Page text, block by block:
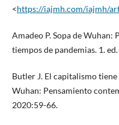
<https://iajmh.com/iajmh/
Amadeo P. Sopa de
tiempos de pandemias. 1.
Butler J. El capitalismo tiene
Wuhan: Pensamiento
2020:59-66.